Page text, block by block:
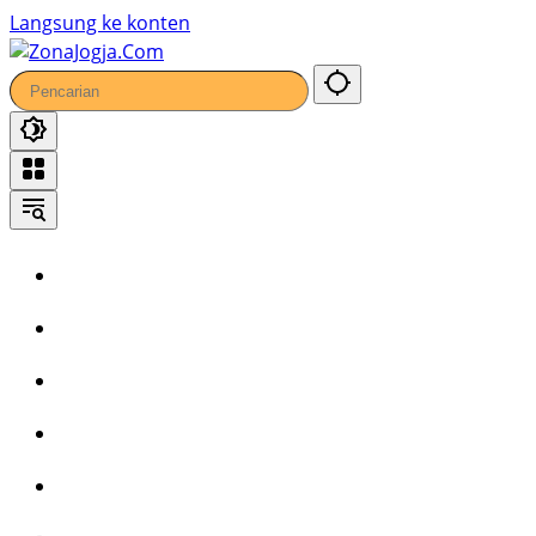
Langsung ke konten